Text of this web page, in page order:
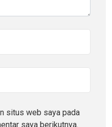
situs web saya pada
saya berikutnya.